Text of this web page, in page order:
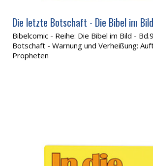
Die letzte Botschaft - Die Bibel im Bild
Bibelcomic - Reihe: Die Bibel im Bild -
Botschaft - Warnung und Verheißung:
Propheten